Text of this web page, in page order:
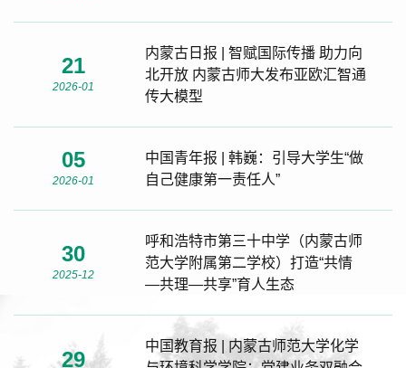
21
2026-01
内蒙古日报 | 智赋国际传播 助力向
北开放 内蒙古师大发布亚欧汇智通
传大模型
05
2026-01
中国青年报 | 韩巍：引导大学生“做
自己健康第一责任人”
30
2025-12
呼和浩特市第三十中学（内蒙古师
范大学附属第二学校）打造“共情
—共理—共享”育人生态
29
中国教育报 | 内蒙古师范大学化学